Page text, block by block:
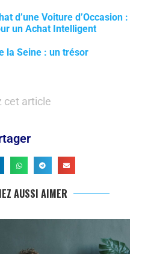
d’une Voiture d’Occasion :
un Achat Intelligent
la Seine : un trésor
cet article
AUSSI AIMER